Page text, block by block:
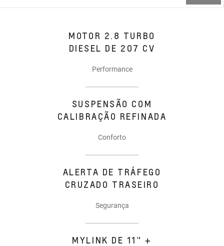
MOTOR 2.8 TURBO
DIESEL DE 207 CV
Performance
SUSPENSÃO COM
CALIBRAÇÃO REFINADA
Conforto
ALERTA DE TRÁFEGO
CRUZADO TRASEIRO
Segurança
MYLINK DE 11” +